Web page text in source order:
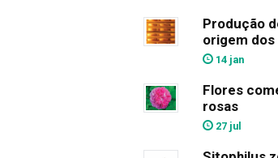
Produção
origem dos
14 jan
Flores
rosas
27 jul